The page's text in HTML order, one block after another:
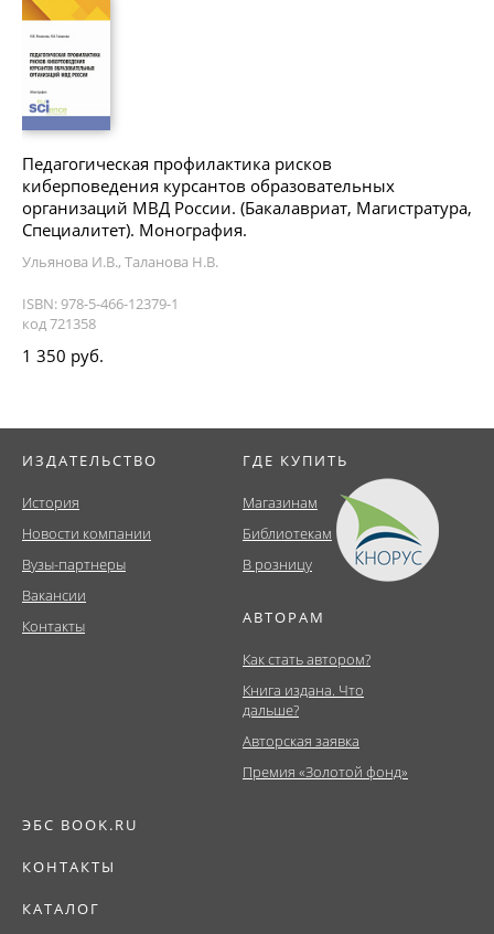
Педагогическая профилактика рисков
киберповедения курсантов образовательных
организаций МВД России. (Бакалавриат, Магистратура,
Специалитет). Монография.
Ульянова И.В., Таланова Н.В.
ISBN: 978-5-466-12379-1
код 721358
1 350 руб.
ИЗДАТЕЛЬСТВО
История
Новости компании
Вузы-партнеры
Вакансии
Контакты
ГДЕ КУПИТЬ
Магазинам
Библиотекам
В розницу
АВТОРАМ
Как стать автором?
Книга издана. Что
дальше?
Авторская заявка
Премия «Золотой фонд»
ЭБС BOOK.RU
КОНТАКТЫ
КАТАЛОГ